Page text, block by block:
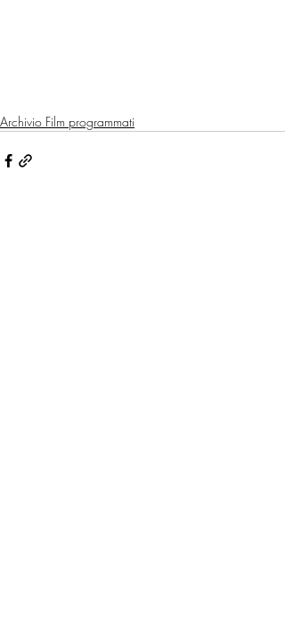
Archivio Film programmati